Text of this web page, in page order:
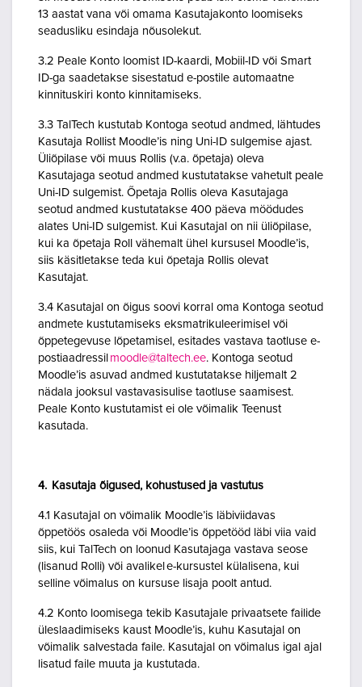
13 aastat vana või omama Kasutajakonto loomiseks
seadusliku esindaja nõusolekut.
3.2 Peale Konto loomist ID-kaardi, Mobiil-ID või Smart
ID-ga saadetakse sisestatud e-postile automaatne
kinnituskiri konto kinnitamiseks.
3.3 TalTech kustutab Kontoga seotud andmed, lähtudes
Kasutaja Rollist Moodle’is ning Uni-ID sulgemise ajast.
Üliõpilase või muus Rollis (v.a. õpetaja) oleva
Kasutajaga seotud andmed kustutatakse vahetult peale
Uni-ID sulgemist. Õpetaja Rollis oleva Kasutajaga
seotud andmed kustutatakse 400 päeva möödudes
alates Uni-ID sulgemist. Kui Kasutajal on nii üliõpilase,
kui ka õpetaja Roll vähemalt ühel kursusel Moodle’is,
siis käsitletakse teda kui õpetaja Rollis olevat
Kasutajat.
3.4 Kasutajal on õigus soovi korral oma Kontoga seotud
andmete kustutamiseks eksmatrikuleerimisel või
õppetegevuse lõpetamisel, esitades vastava taotluse e-
postiaadressil moodle@taltech.ee. Kontoga seotud
Moodle’is asuvad andmed kustutatakse hiljemalt 2
nädala jooksul vastavasisulise taotluse saamisest.
Peale Konto kustutamist ei ole võimalik Teenust
kasutada.
4. Kasutaja õigused, kohustused ja vastutus
4.1 Kasutajal on võimalik Moodle’is läbiviidavas
õppetöös osaleda või Moodle’is õppetööd läbi viia vaid
siis, kui TalTech on loonud Kasutajaga vastava seose
(lisanud Rolli) või avalikel e-kursustel külalisena, kui
selline võimalus on kursuse lisaja poolt antud.
4.2 Konto loomisega tekib Kasutajale privaatsete failide
üleslaadimiseks kaust Moodle’is, kuhu Kasutajal on
võimalik salvestada faile. Kasutajal on võimalus igal ajal
lisatud faile muuta ja kustutada.